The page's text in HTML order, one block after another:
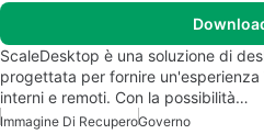
ScaleDesktop è una soluzione di
progettata per fornire
interni e remoti. Con la possibilità…
Immagine Di RecuperoGoverno